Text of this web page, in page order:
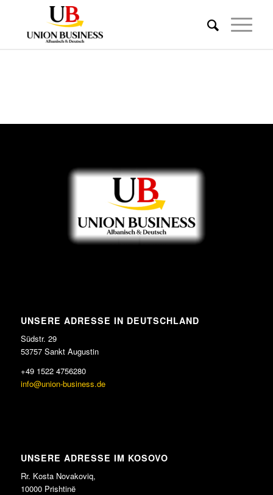
UNSERE ADRESSE IN DEUTSCHLAND
Südstr. 29
53757 Sankt Augustin
+49 1522 4756280
info@union-business.de
UNSERE ADRESSE IM KOSOVO
Rr. Kosta Novakoviq,
10000 Prishtinë